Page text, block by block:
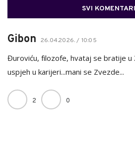
SVI KOMENTARI
Gibon 26.04.2026. / 10:05
Đuroviću, filozofe, hvataj se bratije
uspjeh u karijeri...mani se Zvezde...
2 0